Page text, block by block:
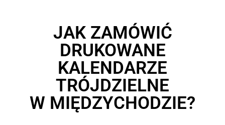
JAK ZAMÓWIĆ
DRUKOWANE
KALENDARZE
TRÓJDZIELNE
W MIĘDZYCHODZIE?